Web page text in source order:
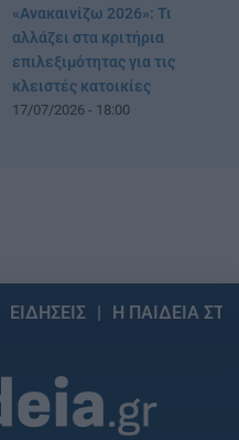
«Ανακαινίζω 2026»: Τι
αλλάζει στα κριτήρια
επιλεξιμότητας για τις
κλειστές κατοικίες
17/07/2026 - 18:00
ΕΙΔΗΣΕΙΣ Η ΠΑΙΔΕΙΑ